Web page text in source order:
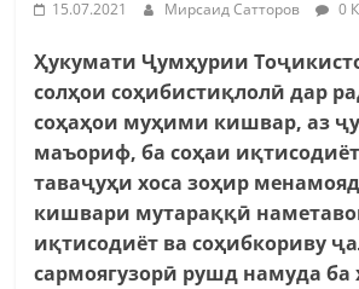
15.07.2021 Мирсаид Сатторов 0
Ҳукумати Ҷумҳурии
солҳои соҳибистиқлолӣ дар
соҳаҳои муҳими кишвар, аз
маъориф, ба соҳаи
таваҷуҳи хоса зоҳир
кишвари мутараққӣ
иқтисодиёт ва соҳибкориву
сармоягузорӣ рушд намуда ба